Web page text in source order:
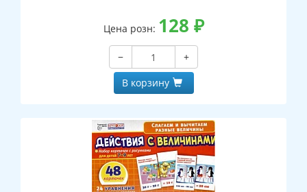
Цена розн: 128 ₽
−
+
В корзину